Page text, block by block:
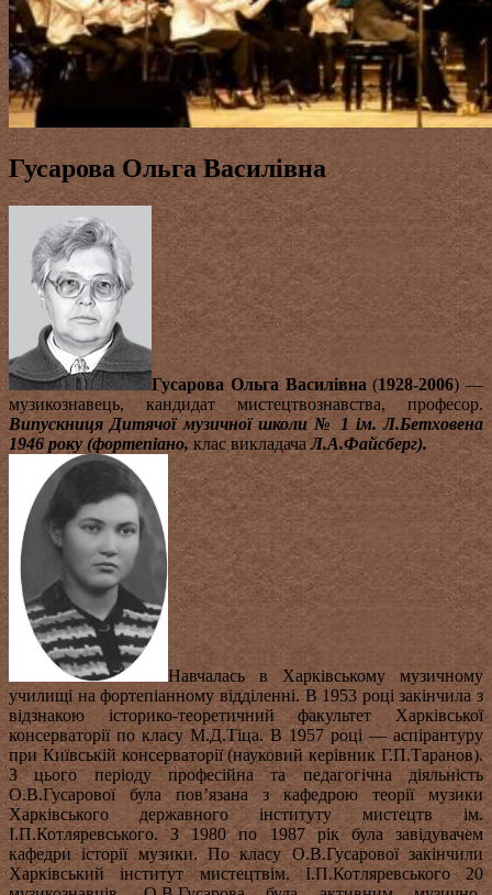
Гусарова Ольга Василівна
Гусарова Ольга Василівна (1928-2006) —
музикознавець, кандидат мистецтвознавства, професор.
Випускниця Дитячої музичної школи № 1 ім. Л.Бетховена
1946 року (фортепіано,клас викладачаЛ.А.Файсберг).
Навчалась в Харківському музичному
училищі на фортепіанному відділенні. В 1953 році закінчила з
відзнакою історико-теоретичний факультет Харківської
консерваторії по класу М.Д.Тіца. В 1957 році — аспірантуру
при Київській консерваторії (науковий керівник Г.П.Таранов).
З цього періоду професійна та педагогічна діяльність
О.В.Гусарової була пов’язана з кафедрою теорії музики
Харківського державного інституту мистецтв ім.
І.П.Котляревського. З 1980 по 1987 рік була завідувачем
кафедри історії музики. По класу О.В.Гусарової закінчили
Харківський інститут мистецтвім. І.П.Котляревського 20